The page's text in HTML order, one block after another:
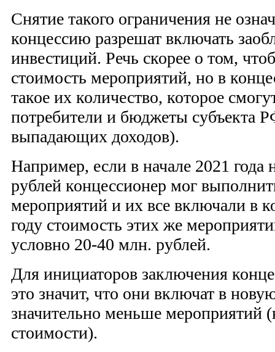
Снятие такого ограничения не
концессию разрешат включать
инвестиций. Речь скорее о том,
стоимость мероприятий, но в
такое их количество, которое
потребители и бюджеты субъекта
выпадающих доходов).
Например, если в начале 2021 года
рублей концессионер мог
мероприятий и их все включали в
году стоимость этих же
условно 20-40 млн. рублей.
Для инициаторов заключения
это значит, что они включат в
значительно меньше мероприятий
стоимости).